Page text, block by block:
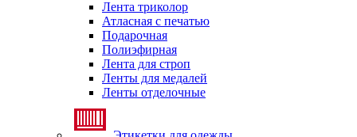
Лента триколор
Атласная с печатью
Подарочная
Полиэфирная
Лента для строп
Ленты для медалей
Ленты отделочные